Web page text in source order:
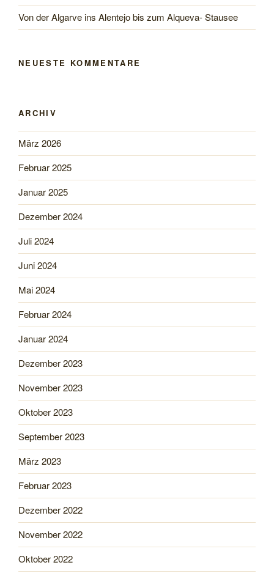
Von der Algarve ins Alentejo bis zum Alqueva- Stausee
NEUESTE KOMMENTARE
ARCHIV
März 2026
Februar 2025
Januar 2025
Dezember 2024
Juli 2024
Juni 2024
Mai 2024
Februar 2024
Januar 2024
Dezember 2023
November 2023
Oktober 2023
September 2023
März 2023
Februar 2023
Dezember 2022
November 2022
Oktober 2022